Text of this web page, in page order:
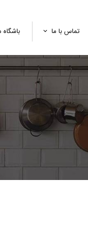
تماس با ما
تماس با ما
پرسش و سفارش
لینک ثبت‌نام رویدادها
باشگاه